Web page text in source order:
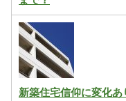
新築住宅信仰に変化あ